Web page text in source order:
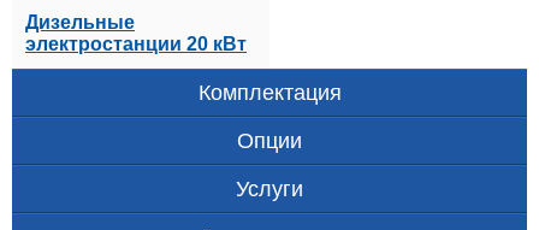
Дизельные
электростанции 20 кВт
Комплектация
Опции
Услуги